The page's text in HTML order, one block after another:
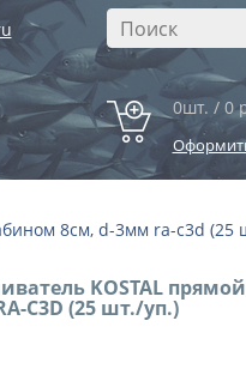
0шт. / 0
8см, d-3мм ra-c3d (25
KOSTAL
C3D (25 шт./уп.)